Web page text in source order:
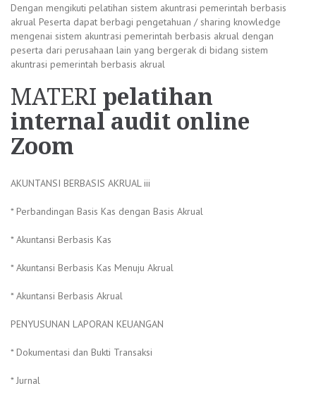
Dengan mengikuti pelatihan sistem akuntrasi pemerintah berbasis
akrual Peserta dapat berbagi pengetahuan / sharing knowledge
mengenai sistem akuntrasi pemerintah berbasis akrual dengan
peserta dari perusahaan lain yang bergerak di bidang sistem
akuntrasi pemerintah berbasis akrual
MATERI pelatihan
internal audit online
Zoom
AKUNTANSI BERBASIS AKRUAL iii
* Perbandingan Basis Kas dengan Basis Akrual
* Akuntansi Berbasis Kas
* Akuntansi Berbasis Kas Menuju Akrual
* Akuntansi Berbasis Akrual
PENYUSUNAN LAPORAN KEUANGAN
* Dokumentasi dan Bukti Transaksi
* Jurnal